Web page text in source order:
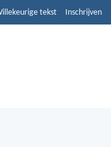
tekst Inschrijven